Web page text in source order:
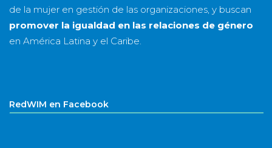
de la mujer en gestión de las organizaciones, y buscan
promover la igualdad en las relaciones de género
en América Latina y el Caribe.
RedWIM en Facebook